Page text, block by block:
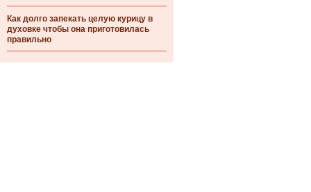
Как долго запекать целую курицу в
духовке чтобы она приготовилась
правильно